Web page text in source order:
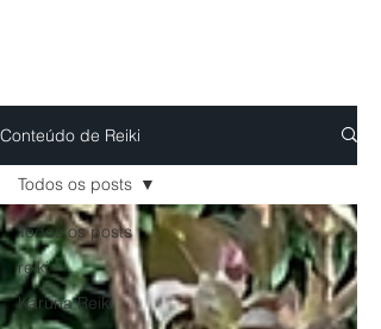
Conteúdo de Reiki
Todos os posts
reiki
Karuna Reiki
Todos os posts